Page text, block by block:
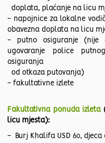
doplata, plaćanje na licu
- napojnice za lokalne
obavezna doplata na licu
- putno osiguranje (nije
ugovaranje police
osiguranja
od otkaza putovanja)
- fakultativne izlete
Fakultativna ponuda izleta
licu mjesta):
- Burj Khalifa USD 60, djeca